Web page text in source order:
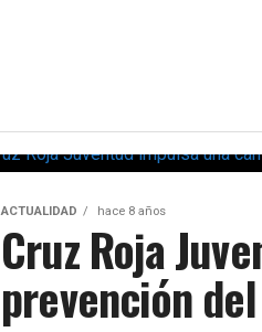
ACTUALIDAD hace 8 años
Cruz Roja
prevención